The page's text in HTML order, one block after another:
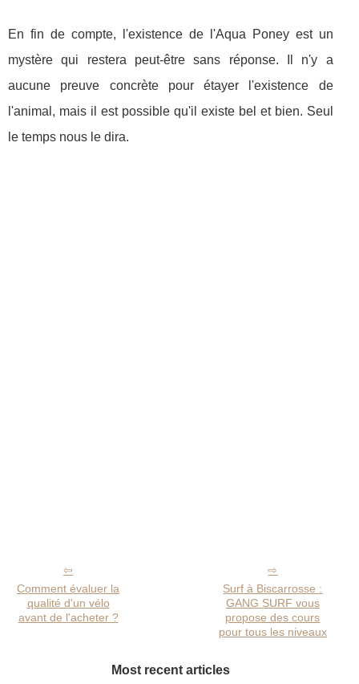
En fin de compte, l'existence de l'Aqua Poney est un
mystère qui restera peut-être sans réponse. Il n'y a
aucune preuve concrète pour étayer l'existence de
l'animal, mais il est possible qu'il existe bel et bien. Seul
le temps nous le dira.
Comment évaluer la
qualité d'un vélo
avant de l'acheter ?
Surf à Biscarrosse :
GANG SURF vous
propose des cours
pour tous les niveaux
Most recent articles